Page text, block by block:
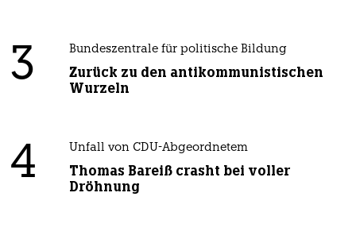
3 Bundeszentrale für politische Bildung
Zurück zu den antikommunistischen
Wurzeln
4 Unfall von CDU-Abgeordnetem
Thomas Bareiß crasht bei voller
Dröhnung